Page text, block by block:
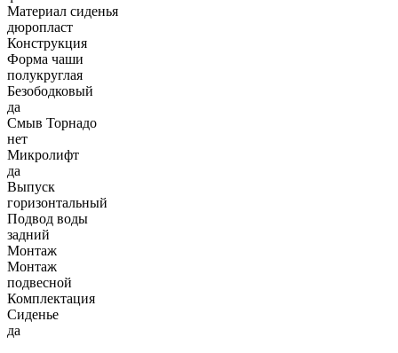
Материал сиденья
дюропласт
Конструкция
Форма чаши
полукруглая
Безободковый
да
Смыв Торнадо
нет
Микролифт
да
Выпуск
горизонтальный
Подвод воды
задний
Монтаж
Монтаж
подвесной
Комплектация
Сиденье
да